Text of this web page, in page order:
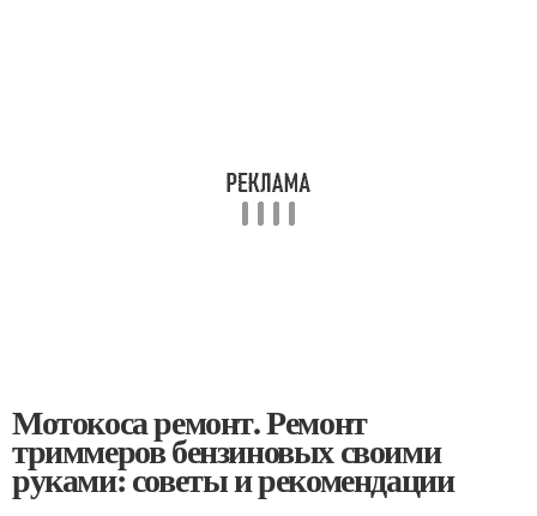
Мотокоса ремонт. Ремонт
триммеров бензиновых своими
руками: советы и рекомендации